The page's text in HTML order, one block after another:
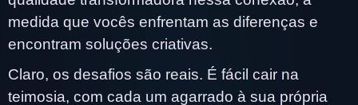
medida que vocês enfrentam as diferenças e
encontram soluções criativas.
Claro, os desafios são reais. É fácil cair na
teimosia, com cada um agarrado à sua própria